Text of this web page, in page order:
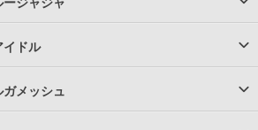
イドル
メッシュ